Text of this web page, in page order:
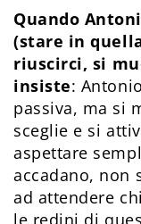
Quando
(stare in
riuscirci, si
insiste:
passiva, ma si
sceglie e si
aspettare
accadano, non
ad attendere